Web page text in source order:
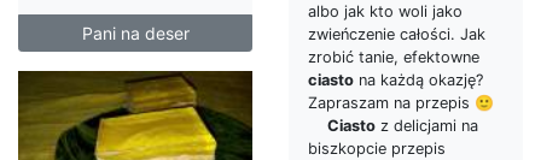
Pani na deser
albo jak kto woli jako
zwieńczenie całości. Jak
zrobić tanie, efektowne
ciasto na każdą okazję?
Zapraszam na przepis 🙂
Ciasto z delicjami na
biszkopcie przepis